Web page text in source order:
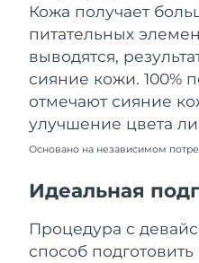
Кожа получает
питательных
выводятся,
сияние кожи. 100%
отмечают сияние
улучшение цвета
Основано на независимом
Идеальная
Процедура с
способ
Швеция
Швейцария
Тайвань
Таиланд